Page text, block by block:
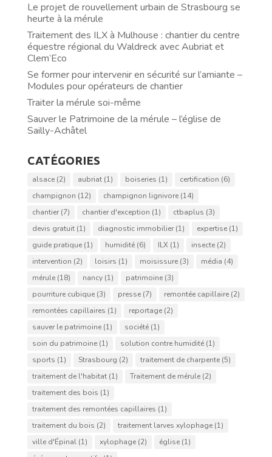
Le projet de rouvellement urbain de Strasbourg se
heurte à la mérule
Traitement des ILX à Mulhouse : chantier du centre
équestre régional du Waldreck avec Aubriat et
Clem’Eco
Se former pour intervenir en sécurité sur l’amiante –
Modules pour opérateurs de chantier
Traiter la mérule soi-même
Sauver le Patrimoine de la mérule – l’église de
Sailly-Achâtel
CATÉGORIES
alsace(2) aubriat(1) boiseries (1) certification (6)
champignon (12) champignon lignivore(14)
chantier(7) chantier d'exception (1) ctbaplus (3)
devis gratuit(1) diagnostic immobilier(1) expertise(1)
guide pratique(1) humidité(6) ILX(1) insecte(2)
intervention (2) loisirs (1) moisissure(3) média (4)
mérule(18) nancy(1) patrimoine(3)
pourriture cubique(3) presse(7) remontée capillaire(2)
remontées capillaires (1) reportage(2)
sauver le patrimoine(1) société(1)
soin du patrimoine(1) solution contre humidité(1)
sports (1) Strasbourg (2) traitement de charpente(5)
traitement de l'habitat(1) Traitement de mérule(2)
traitement des bois (1)
traitement des remontées capillaires (1)
traitement du bois (2) traitement larves xylophage(1)
ville d'Épinal(1) xylophage(2) église(1)